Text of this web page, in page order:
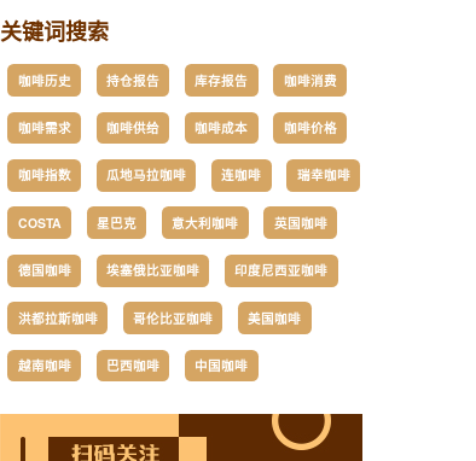
关键词搜索
咖啡历史 持仓报告 库存报告 咖啡消费
咖啡需求 咖啡供给 咖啡成本 咖啡价格
咖啡指数 瓜地马拉咖啡 连咖啡 瑞幸咖啡
COSTA 星巴克 意大利咖啡 英国咖啡
德国咖啡 埃塞俄比亚咖啡 印度尼西亚咖啡
洪都拉斯咖啡 哥伦比亚咖啡 美国咖啡
越南咖啡 巴西咖啡 中国咖啡